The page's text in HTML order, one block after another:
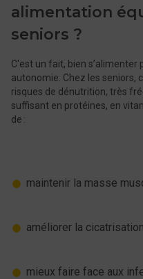
alimentation
seniors ?
C'est un fait, bien s’alimenter
autonomie. Chez les seniors,
risques de dénutrition, très
suffisant en protéines, en
de :
maintenir la masse
améliorer la
mieux faire face aux